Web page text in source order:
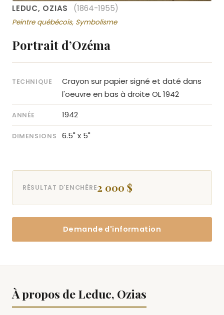
LEDUC, OZIAS (1864-1955)
Peintre québécois, Symbolisme
Portrait d’Ozéma
TECHNIQUE
Crayon sur papier signé et daté dans
l'oeuvre en bas à droite OL 1942
ANNÉE 1942
DIMENSIONS 6.5" x 5"
RÉSULTAT D'ENCHÈRE2 000 $
Demande d'information
À propos de Leduc, Ozias